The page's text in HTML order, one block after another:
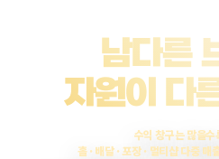
남다른
자원이 다
수익 창구는 많을
홀 · 배달 · 포장 · 멀티샵 다중